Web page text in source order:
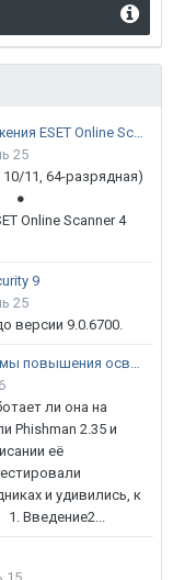
Новая версия бесплатного приложения ESET Online Scanner доступна пользователям
25
10/11, 64-разрядная)
Online Scanner 4
9
25
версии 9.0.6700.
Тестирование Phishman 2.35, системы повышения осведомлённости пользователей в сфере ИБ
ли она на
Phishman 2.35 и
её
и удивились, к
Введение2...